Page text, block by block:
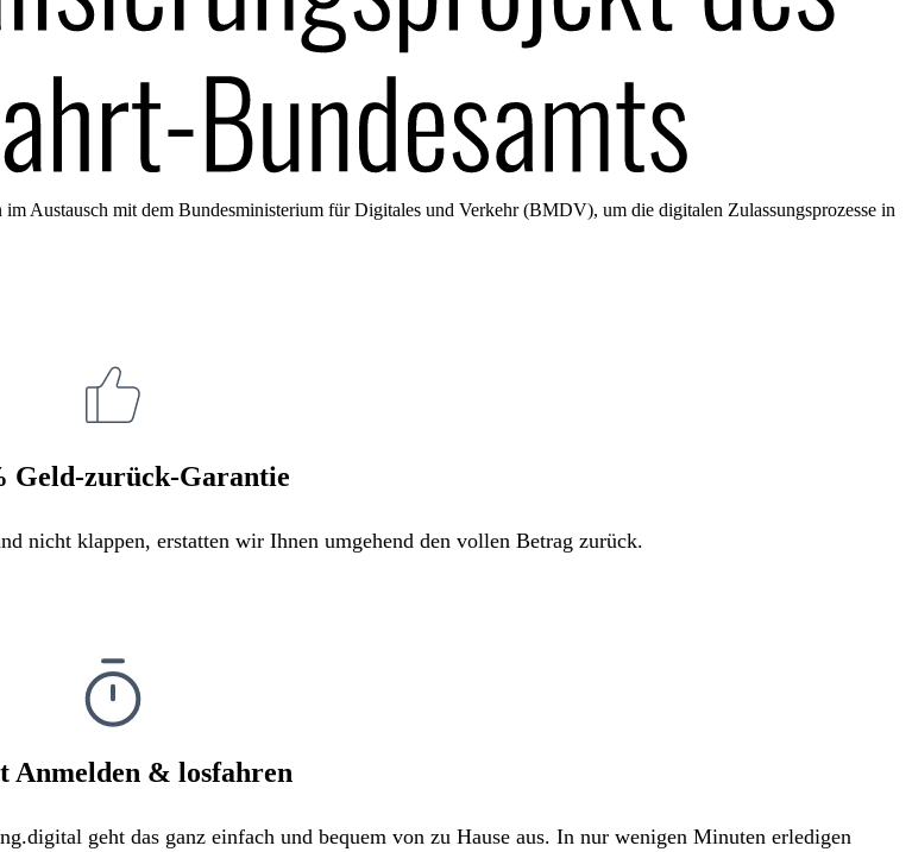
Austausch mit dem Bundesministerium für Digitales und Verkehr (BMDV), um die digitalen Zulassungsprozesse in
Geld-zurück-Garantie
nicht klappen, erstatten wir Ihnen umgehend den vollen Betrag zurück.
Anmelden & losfahren
geht das ganz einfach und bequem von zu Hause aus. In nur wenigen Minuten erledigen